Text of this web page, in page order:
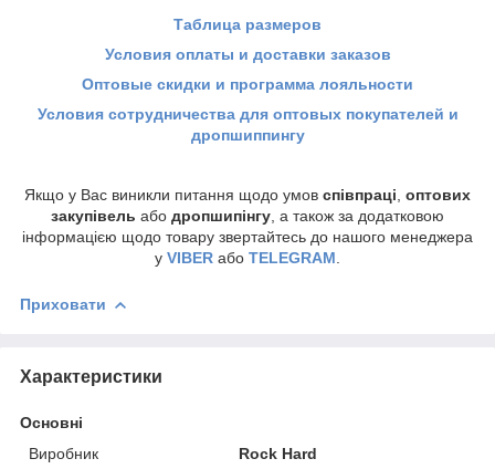
Таблица размеров
Условия оплаты и доставки заказов
Оптовые скидки и программа лояльности
Условия сотрудничества для оптовых покупателей и
дропшиппингу
Якщо у Вас виникли питання щодо умов співпраці оптових
закупівель або дропшипінгу , а також за додатковою
інформацією щодо товару звертайтесь до нашого менеджера
у VIBER або TELEGRAM
Приховати
Характеристики
Основні
Виробник
Rock Hard